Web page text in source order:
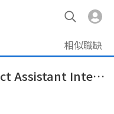
相似職缺
【Tainan】Amazon Project Assistant Intern - Part time (one-year)